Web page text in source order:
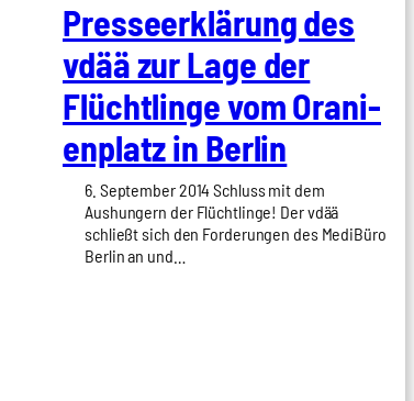
Pres­se­er­klä­rung des
vdää zur Lage der
Flücht­lin­ge vom Ora­ni­
en­platz in Ber­lin
6. September 2014 Schluss mit dem
Aushungern der Flüchtlinge! Der vdää
schließt sich den Forderungen des MediBüro
Berlin an und…